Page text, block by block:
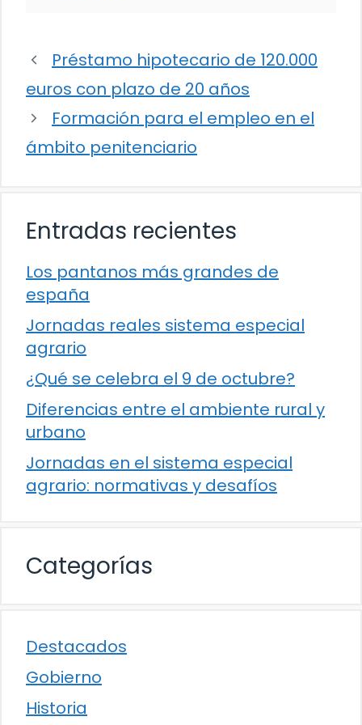
Préstamo hipotecario de 120.000
euros con plazo de 20 años
Formación para el empleo en el
ámbito penitenciario
Entradas recientes
Los pantanos más grandes de
españa
Jornadas reales sistema especial
agrario
¿Qué se celebra el 9 de octubre?
Diferencias entre el ambiente rural y
urbano
Jornadas en el sistema especial
agrario: normativas y desafíos
Categorías
Destacados
Gobierno
Historia